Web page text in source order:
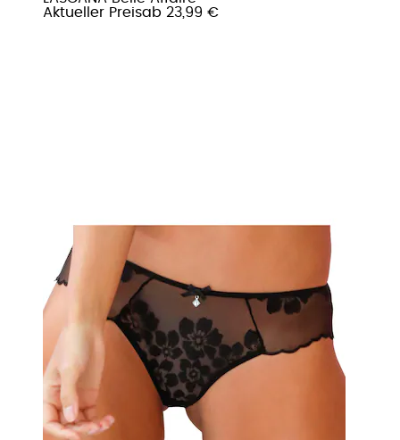
Aktueller Preisab 23,99 €